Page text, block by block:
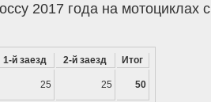
2017 года на мотоциклах с
1-й заезд 2-й заезд Итог
25 25 50